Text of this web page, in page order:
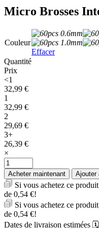
Micro Brosses
Couleur
Effacer
Quantité
Prix
<1
32,99 €
1
32,99 €
2
29,69 €
3+
26,39 €
×
quantité
de
Micro
Brosses
Interdentaires
60
Pieces
Acheter maintenant Ajouter
Si vous achetez ce
de 0,54 €!
Si vous achetez ce
de 0,54 €!
Dates de livraison estimées